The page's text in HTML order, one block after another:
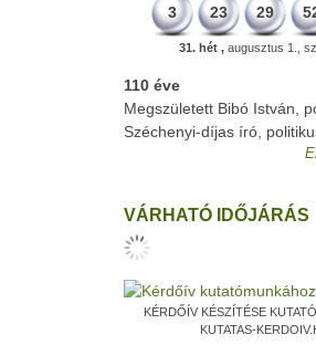
3 23 29
31. hét , augusztus 1.,
110 éve
Megszületett Bibó István,
Széchenyi-díjas író,
VÁRHATÓ IDŐJÁRÁS
KÉRDŐÍV KÉSZÍTÉSE
KUTATAS-